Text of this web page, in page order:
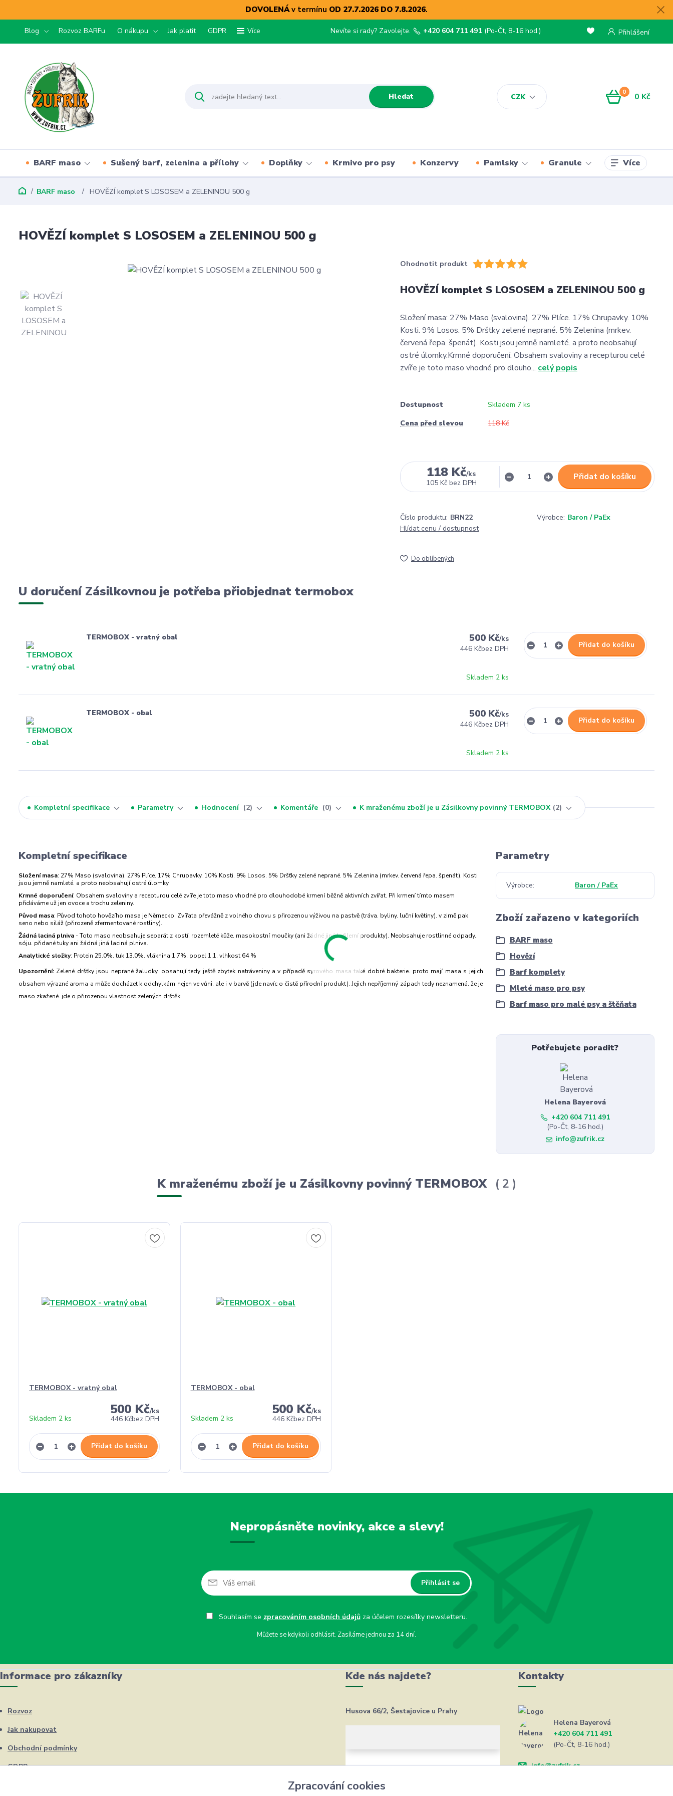
DOVOLENÁv termínu OD 27.7.2026 DO 7.8.2026.
Blog Rozvoz BARFu O nákupu Jak platit GDPR Více
CZK
Přihlášení
Hledat
Nevíte si rady? Zavolejte. +420 604 711 491 (Po-Čt, 8-16 hod.)
0 0 Kč
BARF maso Sušený barf, zelenina a přílohy Doplňky Krmivo pro psy Konzervy Pamlsky Granule Více
BARF maso HOVĚZÍ komplet S LOSOSEM a ZELENINOU 500 g
HOVĚZÍ komplet S LOSOSEM a ZELENINOU 500 g
Ohodnotit produkt
HOVĚZÍ komplet S LOSOSEM a ZELENINOU 500 g
Složení masa: 27% Maso (svalovina). 27% Plíce. 17% Chrupavky. 10%
Kosti. 9% Losos. 5% Dršťky zelené neprané. 5% Zelenina (mrkev.
červená řepa. špenát). Kosti jsou jemně namleté. a proto neobsahují
ostré úlomky.Krmné doporučení: Obsahem svaloviny a recepturou celé
zvíře je toto maso vhodné pro dlouho... celý popis
Dostupnost
Skladem 7 ks
Cena před slevou
118 Kč
118 Kč/ks
105 Kč bez DPH
Přidat do košíku
Číslo produktu: BRN22 Výrobce: Baron / PaEx
Hlídat cenu / dostupnost
Do oblíbených
U doručení Zásilkovnou je potřeba přiobjednat termobox
TERMOBOX - vratný obal 500 Kč/ks
446 Kčbez DPH
Skladem 2 ks
Přidat do košíku
TERMOBOX - obal 500 Kč/ks
446 Kčbez DPH
Skladem 2 ks
Přidat do košíku
Kompletní specifikace Parametry Hodnocení 2 Komentáře 0 K mraženému zboží je u Zásilkovny povinný TERMOBOX 2
Kompletní specifikace
Složení masa: 27% Maso (svalovina). 27% Plíce. 17% Chrupavky. 10% Kosti. 9% Losos. 5% Dršťky zelené neprané. 5% Zelenina (mrkev. červená řepa. špenát). Kosti
jsou jemně namleté. a proto neobsahují ostré úlomky.
Krmné doporučení: Obsahem svaloviny a recepturou celé zvíře je toto maso vhodné pro dlouhodobé krmení běžně aktivních zvířat. Při krmení tímto masem
přidáváme už jen ovoce a trochu zeleniny.
Původ masa: Původ tohoto hovězího masa je Německo. Zvířata převážně z volného chovu s přirozenou výživou na pastvě (tráva. byliny. luční květiny). v zimě pak
seno nebo siláž (přirozeně zfermentované rostliny).
Žádná laciná plniva- Toto maso neobsahuje separát z kostí. rozemleté kůže. masokostní moučky (ani žádné jiné kafilerní produkty). Neobsahuje rostlinné odpady.
sóju. přidané tuky ani žádná jiná laciná plniva.
Analytické složky: Protein 25.0%. tuk 13.0%. vláknina 1.7%. popel 1.1. vlhkost 64 %
Upozornění: Zelené dršťky jsou neprané žaludky. obsahují tedy ještě zbytek natráveniny a v případě syrového masa také dobré bakterie. proto mají masa s jejich
obsahem výrazné aroma a může docházet k odchylkám nejen ve vůni. ale i v barvě (jde navíc o čistě přírodní produkt). Jejich nepříjemný zápach tedy neznamená. že je
maso zkažené. jde o přirozenou vlastnost zelených drštěk.
Parametry
Výrobce Baron / PaEx
Zboží zařazeno v kategoriích
BARF maso
Hovězí
Barf komplety
Mleté maso pro psy
Barf maso pro malé psy a štěňata
Potřebujete poradit?
Helena Bayerová
+420 604 711 491
(Po-Čt, 8-16 hod.)
info@zufrik.cz
K mraženému zboží je u Zásilkovny povinný TERMOBOX 2
TERMOBOX - vratný obal
500 Kč/ks
446 Kčbez DPH
Skladem 2 ks
Přidat do košíku
TERMOBOX - obal
500 Kč/ks
446 Kčbez DPH
Skladem 2 ks
Přidat do košíku
Nepropásněte novinky, akce a slevy!
Přihlásit se
Souhlasím se zpracováním osobních údajůza účelem rozesílky newsletteru.
Můžete se kdykoli odhlásit. Zasíláme jednou za 14 dní.
Informace pro zákazníky
Rozvoz
Jak nakupovat
Obchodní podmínky
GDPR
Kde nás najdete?
Husova 66/2, Šestajovice u Prahy
Kontakty
Helena Bayerová
+420 604 711 491
(Po-Čt, 8-16 hod.)
info@zufrik.cz
Zpracování cookies